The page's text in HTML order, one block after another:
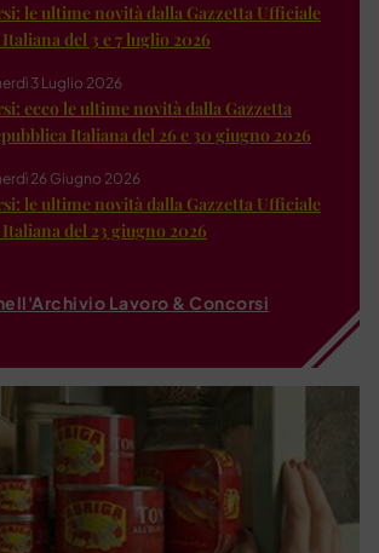
le ultime novità dalla Gazzetta Ufficiale
del 3 e 7 luglio 2026
3 Luglio 2026
ecco le ultime novità dalla Gazzetta
Italiana del 26 e 30 giugno 2026
26 Giugno 2026
le ultime novità dalla Gazzetta Ufficiale
del 23 giugno 2026
Lavoro & Concorsi